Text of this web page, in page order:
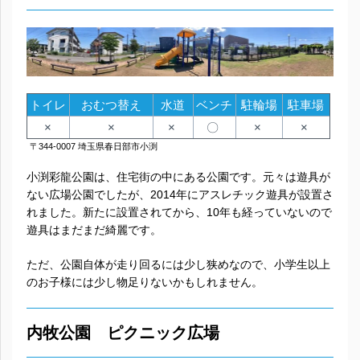
トイレ おむつ替え 水道 ベンチ 駐輪場
駐車場
×
× × 〇 × ×
〒344-0007 埼玉県春日部市小渕
小渕彩龍公園は、住宅街の中にある公園です。元々は遊具が
ない広場公園でしたが、2014年にアスレチック遊具が設置さ
れました。新たに設置されてから、10年も経っていないので
遊具はまだまだ綺麗です。
ただ、公園自体が走り回るには少し狭めなので、小学生以上
のお子様には少し物足りないかもしれません。
内牧公園 ピクニック広場